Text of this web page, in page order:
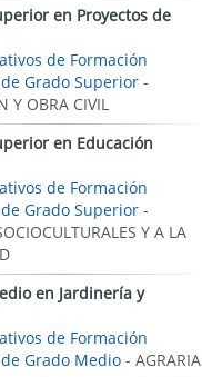
en Proyectos de
de Formación
Grado Superior -
Y OBRA CIVIL
en Educación
de Formación
Grado Superior -
Y A LA
en Jardinería y
de Formación
Grado Medio - AGRARIA